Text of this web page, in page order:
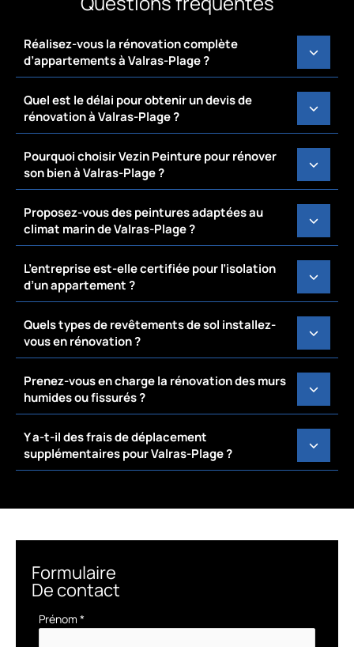
Réalisez-vous la rénovation complète
d’appartements à Valras-Plage ?
Quel est le délai pour obtenir un devis de
rénovation à Valras-Plage ?
Pourquoi choisir Vezin Peinture pour rénover
son bien à Valras-Plage ?
Proposez-vous des peintures adaptées au
climat marin de Valras-Plage ?
L’entreprise est-elle certifiée pour l’isolation
d’un appartement ?
Quels types de revêtements de sol installez-
vous en rénovation ?
Prenez-vous en charge la rénovation des murs
humides ou fissurés ?
Y a-t-il des frais de déplacement
supplémentaires pour Valras-Plage ?
Formulaire
De contact
Formulaire
Prénom *